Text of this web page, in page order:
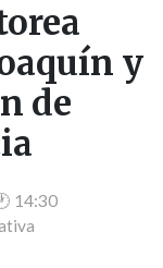
y
de
14:30